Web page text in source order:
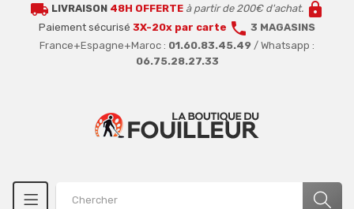
local_shipping LIVRAISON 48H OFFERTE à partir de 200€ d'achat. lock
Paiement sécurisé 3X-20x par carte call 3 MAGASINS
France+Espagne+Maroc : 01.60.83.45.49 / Whatsapp :
06.75.28.27.33